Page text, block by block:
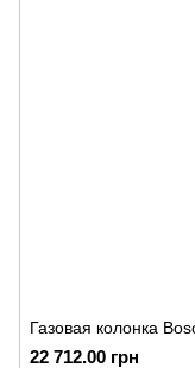
Газовая колонка
22 712.00 грн